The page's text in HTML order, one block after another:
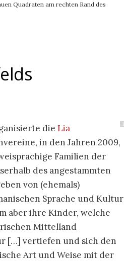
Quadraten am rechten Rand des
1
die Lia
in den Jahren 2009,
Familien der
des angestammten
von (ehemals)
Sprache und Kultur
aber ihre Kinder, welche
Mittelland
[…] vertiefen und sich den
Art und Weise mit der